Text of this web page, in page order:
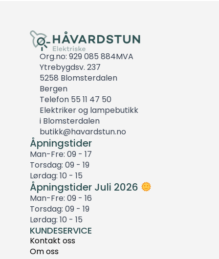
Org.no: 929 085 884MVA
Ytrebygdsv. 237
5258 Blomsterdalen
Bergen
Telefon 55 11 47 50
Elektriker og lampebutikk
i Blomsterdalen
butikk@havardstun.no
Åpningstider
Man-Fre: 09 - 17
Torsdag: 09 - 19
Lørdag: 10 - 15
Åpningstider Juli 2026
Man-Fre: 09 - 16
Torsdag: 09 - 19
Lørdag: 10 - 15
KUNDESERVICE
Kontakt oss
Om oss